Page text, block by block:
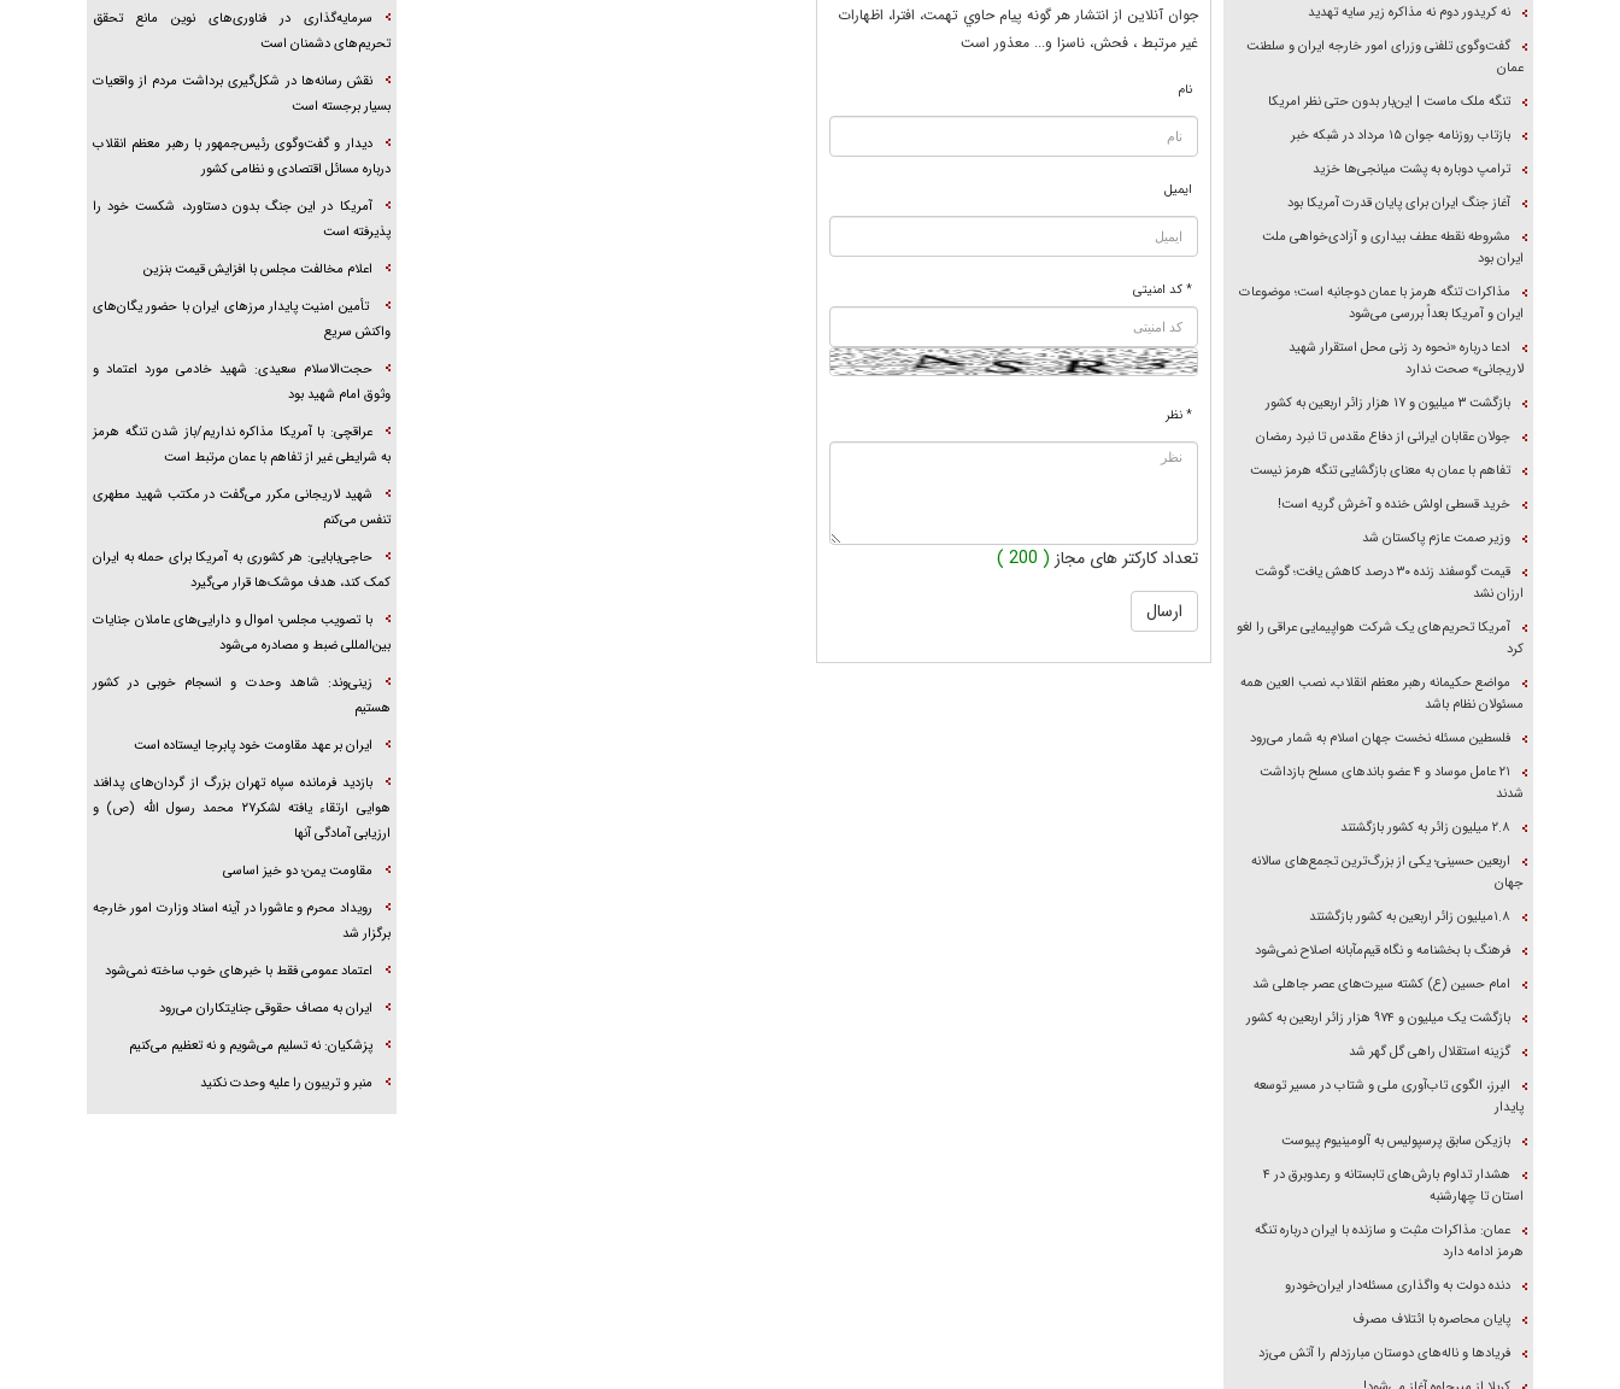
جوان آنلاين از انتشار هر گونه پيام حاوي تهمت، افترا، اظهارات
غير مرتبط ، فحش، ناسزا و... معذور است
نام
ایمیل
* کد امنیتی
* نظر
تعداد کارکتر های مجاز ( 200 )
نه کریدور دوم نه مذاکره زیر سایه تهدید
گفت‌وگوی تلفنی وزرای امور خارجه ایران و سلطنت
عمان
تنگه ملک ماست | این‌بار بدون حتی نظر امریکا
بازتاب روزنامه جوان ۱۵ مرداد در شبکه خبر
ترامپ دوباره به پشت میانجی‌ها خزید
آغاز جنگ ایران برای پایان قدرت آمریکا بود
مشروطه نقطه عطف بیداری و آزادی‌خواهی ملت
ایران بود
مذاکرات تنگه هرمز با عمان دوجانبه است؛ موضوعات
ایران و آمریکا بعداً بررسی می‌شود
ادعا درباره «نحوه رد زنی محل استقرار شهید
لاریجانی» صحت ندارد
بازگشت ۳ میلیون و ۱۷ هزار زائر اربعین به کشور
جولان عقابان ایرانی از دفاع مقدس تا نبرد رمضان
تفاهم با عمان به معنای بازگشایی تنگه هرمز نیست
خرید قسطی اولش خنده و آخرش گریه است!
وزیر صمت عازم پاکستان شد
قیمت گوسفند زنده ۳۰ درصد کاهش یافت؛ گوشت
ارزان نشد
آمریکا تحریم‌های یک شرکت هواپیمایی عراقی را لغو
کرد
مواضع حکیمانه رهبر معظم انقلاب، نصب العین همه
مسئولان نظام باشد
فلسطین مسئله نخست جهان اسلام به شمار می‌رود
۲۱ عامل موساد و ۴ عضو باند‌های مسلح بازداشت
شدند
۲.۸ میلیون زائر به کشور بازگشتند
اربعین حسینی؛ یکی از بزرگ‌ترین تجمع‌های سالانه
جهان
۱.۸میلیون زائر اربعین به کشور بازگشتند
فرهنگ با بخشنامه و نگاه قیم‌مآبانه اصلاح نمی‌شود
امام حسین (ع) کشته سیرت‌های عصر جاهلی شد
بازگشت یک میلیون و ۹۷۴ هزار زائر اربعین به کشور
گزینه استقلال راهی گل گهر شد
البرز، الگوی تاب‌آوری ملی و شتاب در مسیر توسعه
پایدار
بازیکن سابق پرسپولیس به آلومینیوم پیوست
هشدار تداوم بارش‌های تابستانه و رعدوبرق در ۴
استان تا چهارشنبه
عمان: مذاکرات مثبت و سازنده با ایران درباره تنگه
هرمز ادامه دارد
دنده دولت به واگذاری مسئله‌دار ایران‌خودرو
پایان محاصره با ائتلاف مصرف
فریاد‌ها و ناله‌های دوستان مبارزدلم را آتش می‌زد
همه آقای دوربینی شده‌ایم!
قصه ناتمام سرویس مدارس
آیا مقاومت فلسطین خلع‌سلاح می‌شود؟
سرمایه‌گذاری در فناوری‌های نوین مانع تحقق
تحریم‌های دشمنان است
نقش رسانه‌ها در شکل‌گیری برداشت مردم از واقعیات
بسیار برجسته است
دیدار و گفت‌وگوی رئیس‌جمهور با رهبر معظم انقلاب
درباره مسائل اقتصادی و نظامی کشور
آمریکا در این جنگ بدون دستاورد، شکست خود را
پذیرفته است
اعلام مخالفت مجلس با افزایش قیمت بنزین
تأمین امنیت پایدار مرزهای ایران با حضور یگان‌های
واکنش سریع
حجت‌الاسلام سعیدی: شهید خادمی مورد اعتماد و
وثوق امام شهید بود
عراقچی: با آمریکا مذاکره نداریم/باز شدن تنگه هرمز
به شرایطی غیر از تفاهم با عمان مرتبط است
شهید لاریجانی مکرر می‌گفت در مکتب شهید مطهری
تنفس می‌کنم
حاجی‌بابایی: هر کشوری به آمریکا برای حمله به ایران
کمک کند، هدف موشک‌ها قرار می‌گیرد
با تصویب مجلس؛ اموال و دارایی‌های عاملان جنایات
بین‌المللی ضبط و مصادره می‌شود
زینی‌وند: شاهد وحدت و انسجام خوبی در کشور
هستیم
ایران بر عهد مقاومت خود پابرجا ایستاده است
بازدید فرمانده سپاه تهران بزرگ از گردان‌های پدافند
هوایی ارتقاء یافته لشکر۲۷ محمد رسول الله (ص) و
ارزیابی آمادگی آنها
مقاومت یمن؛ دو خیز اساسی
رویداد محرم و عاشورا در آینه اسناد وزارت امور خارجه
برگزار شد
اعتماد عمومی فقط با خبرهای خوب ساخته نمی‌شود
ایران به مصاف حقوقی جنایتکاران می‌رود
پزشکیان: نه تسلیم می‌شویم و نه تعظیم می‌کنیم
منبر و تریبون را علیه وحدت نکنید